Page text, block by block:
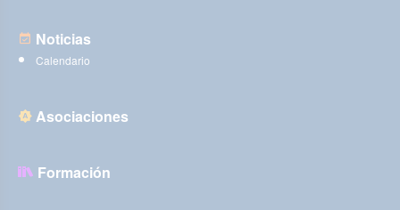
Noticias
Calendario
Asociaciones
Formación